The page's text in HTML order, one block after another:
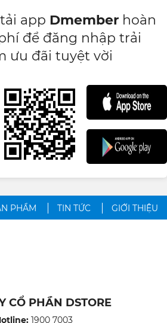
app Dmemberhoàn
để đăng nhập trải
ưu đãi tuyệt vời
PHẨM TIN TỨC GIỚI THIỆU
CỔ PHẦN DSTORE
1900 7003